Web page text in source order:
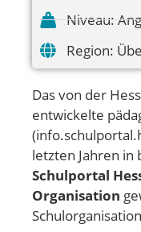
Niveau:
Region:
Das von der
entwickelte
letzten Jahren
Schulportal
Organisation